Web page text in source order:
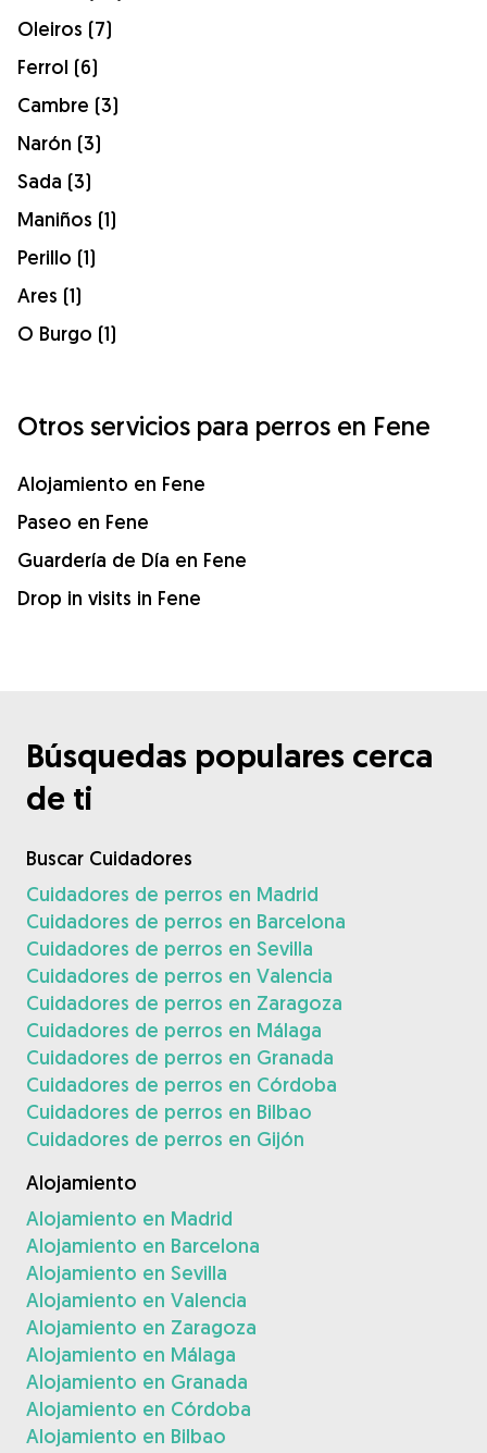
Oleiros (7)
Ferrol (6)
Cambre (3)
Narón (3)
Sada (3)
Maniños (1)
Perillo (1)
Ares (1)
O Burgo (1)
Otros servicios para perros en Fene
Alojamiento en Fene
Paseo en Fene
Guardería de Día en Fene
Drop in visits in Fene
Búsquedas populares cerca
de ti
Buscar Cuidadores
Cuidadores de perros en Madrid
Cuidadores de perros en Barcelona
Cuidadores de perros en Sevilla
Cuidadores de perros en Valencia
Cuidadores de perros en Zaragoza
Cuidadores de perros en Málaga
Cuidadores de perros en Granada
Cuidadores de perros en Córdoba
Cuidadores de perros en Bilbao
Cuidadores de perros en Gijón
Alojamiento
Alojamiento en Madrid
Alojamiento en Barcelona
Alojamiento en Sevilla
Alojamiento en Valencia
Alojamiento en Zaragoza
Alojamiento en Málaga
Alojamiento en Granada
Alojamiento en Córdoba
Alojamiento en Bilbao